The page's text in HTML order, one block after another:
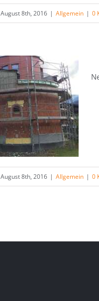
August 8th, 2016 | Allgemein | 0
August 8th, 2016 | Allgemein | 0